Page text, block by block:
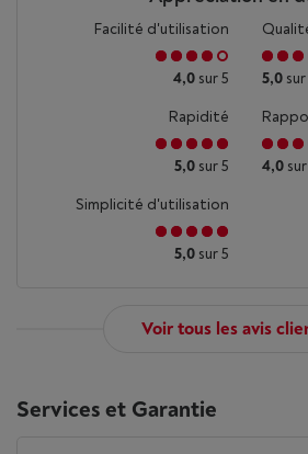
Facilité d'utilisation
4,0 sur 5 5,0 sur
Rapidité
5,0 sur 5 4,0
Simplicité d'utilisation
5,0 sur 5
Voir tous les avis
Services et Garantie